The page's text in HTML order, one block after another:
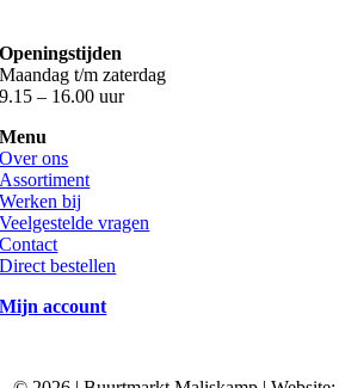
Openingstijden
Maandag t/m zaterdag
9.15 – 16.00 uur
Menu
Over ons
Assortiment
Werken bij
Veelgestelde vragen
Contact
Direct bestellen
Mijn account